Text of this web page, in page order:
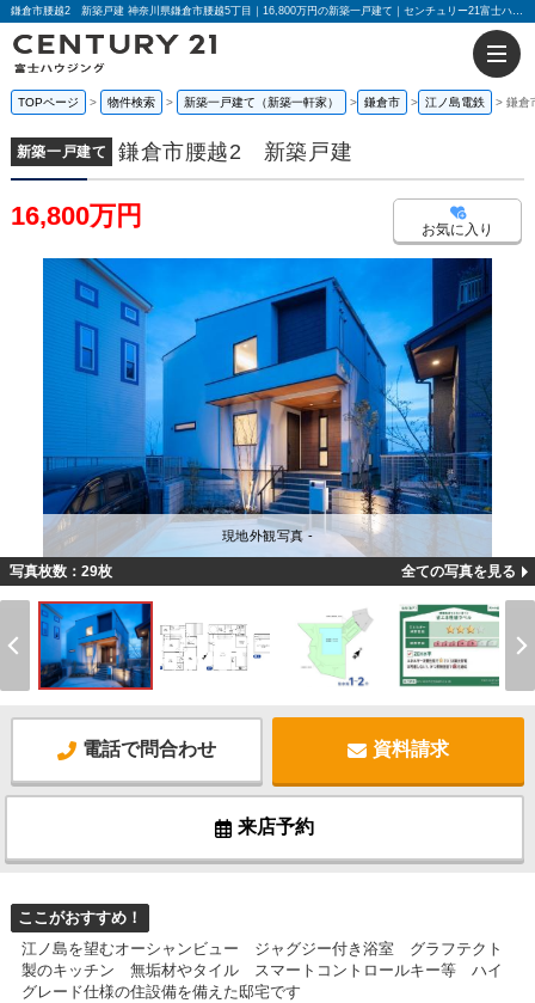
鎌倉市腰越2 新築戸建 神奈川県鎌倉市腰越5丁目｜16,800万円の新築一戸建て｜センチュリー21富士ハウジング
TOPページ 物件検索 新築一戸建て（新築一軒家） 鎌倉市 江ノ島電鉄 鎌倉
新築一戸建て 鎌倉市腰越2 新築戸建
16,800万円 お気に入り
現地外観写真 -
写真枚数：29枚 全ての写真を見る
電話で問合わせ 資料請求
来店予約
ここがおすすめ！
江ノ島を望むオーシャンビュー ジャグジー付き浴室 グラフテクト
製のキッチン 無垢材やタイル スマートコントロールキー等 ハイ
グレード仕様の住設備を備えた邸宅です